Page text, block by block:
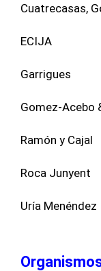
Cuatrecasas,
ECIJA
Garrigues
Gomez-Acebo
Ramón y Cajal
Roca Junyent
Uría Menéndez